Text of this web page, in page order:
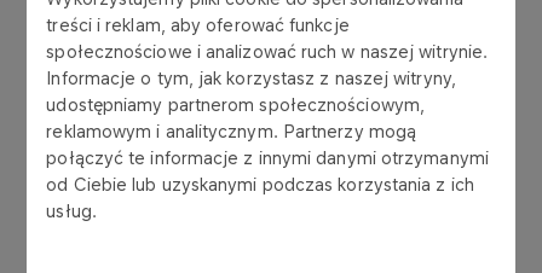
treści i reklam, aby oferować funkcje
społecznościowe i analizować ruch w naszej witrynie.
Informacje o tym, jak korzystasz z naszej witryny,
udostępniamy partnerom społecznościowym,
reklamowym i analitycznym. Partnerzy mogą
połączyć te informacje z innymi danymi otrzymanymi
od Ciebie lub uzyskanymi podczas korzystania z ich
usług.
S.A.
PKN ORLEN S.A. (“PKN ORLEN”) informs that on